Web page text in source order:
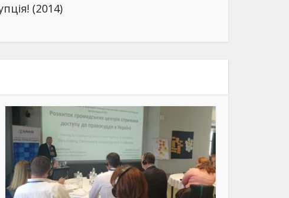
(2014)